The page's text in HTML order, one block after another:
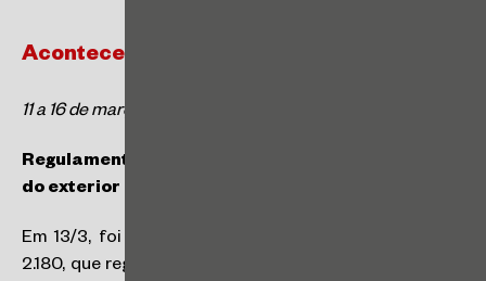
Acontece Tributário
11 a 16 de março de 2024
Regulamentação de tributação de rendimentos
do exterior de Pessoa Física
Em 13/3, foi publicada a Instrução Normativa RFB nº
2.180, que regulamenta o novo regime de tributação de